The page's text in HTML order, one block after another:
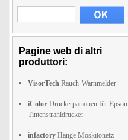
Pagine web di altri
produttori:
VisorTech Rauch-Warnmelder
iColor Druckerpatronen für Epson
Tintenstrahldrucker
infactory Hänge Moskitonetz